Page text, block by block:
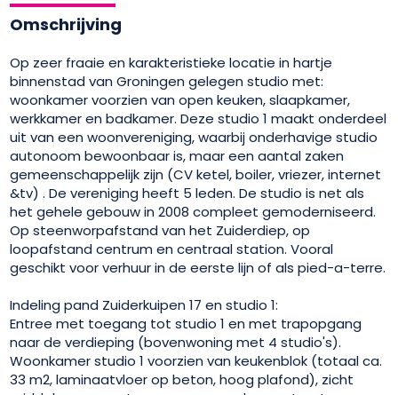
Omschrijving
Op zeer fraaie en karakteristieke locatie in hartje
binnenstad van Groningen gelegen studio met:
woonkamer voorzien van open keuken, slaapkamer,
werkkamer en badkamer. Deze studio 1 maakt onderdeel
uit van een woonvereniging, waarbij onderhavige studio
autonoom bewoonbaar is, maar een aantal zaken
gemeenschappelijk zijn (CV ketel, boiler, vriezer, internet
&tv) . De vereniging heeft 5 leden. De studio is net als
het gehele gebouw in 2008 compleet gemoderniseerd.
Op steenworpafstand van het Zuiderdiep, op
loopafstand centrum en centraal station. Vooral
geschikt voor verhuur in de eerste lijn of als pied-a-terre.
Indeling pand Zuiderkuipen 17 en studio 1:
Entree met toegang tot studio 1 en met trapopgang
naar de verdieping (bovenwoning met 4 studio's).
Woonkamer studio 1 voorzien van keukenblok (totaal ca.
33 m2, laminaatvloer op beton, hoog plafond), zicht